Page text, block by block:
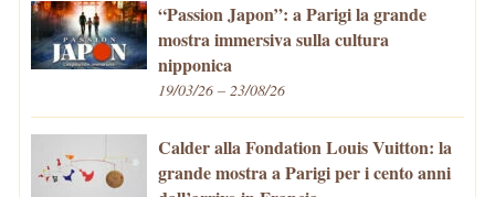
“Passion Japon”: a Parigi la grande
mostra immersiva sulla cultura
nipponica
19/03/26 – 23/08/26
Calder alla Fondation Louis Vuitton: la
grande mostra a Parigi per i cento anni